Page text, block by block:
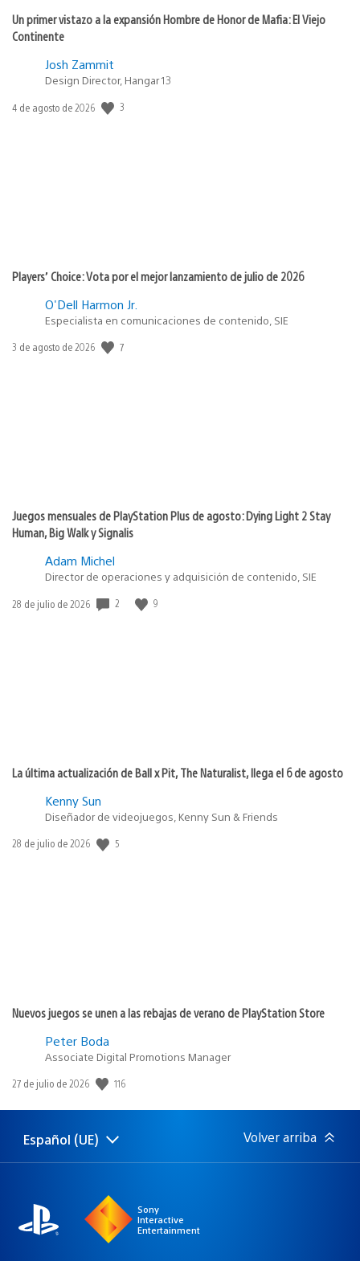
Un primer vistazo a la expansión Hombre de Honor de Mafia: El Viejo
Continente
Josh Zammit
Design Director, Hangar 13
Fecha
4 de agosto de 2026 3
Players’ Choice: Vota por el mejor lanzamiento de julio de 2026
O'Dell Harmon Jr.
Especialista en comunicaciones de contenido, SIE
Fecha
3 de agosto de 2026 7
Juegos mensuales de PlayStation Plus de agosto: Dying Light 2 Stay
Human, Big Walk y Signalis
Adam Michel
Director de operaciones y adquisición de contenido, SIE
Fecha
28 de julio de 2026 2 9
La última actualización de Ball x Pit, The Naturalist, llega el 6 de agosto
Kenny Sun
Diseñador de videojuegos, Kenny Sun & Friends
Fecha
28 de julio de 2026 5
Nuevos juegos se unen a las rebajas de verano de PlayStation Store
Peter Boda
Associate Digital Promotions Manager
Fecha
publicación:
27 de julio de 2026 116
Selecciona
una
Región
actual:
Español (UE) Volver arriba
Sony
Interactive
Entertainment